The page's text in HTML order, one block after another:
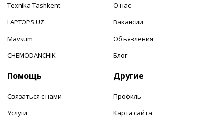
Texnika Tashkent
LAPTOPS.UZ
Mavsum
CHEMODANCHIK
О нас
Вакансии
Объявления
Блог
Помощь
Связаться с нами
Услуги
Другие
Профиль
Карта сайта